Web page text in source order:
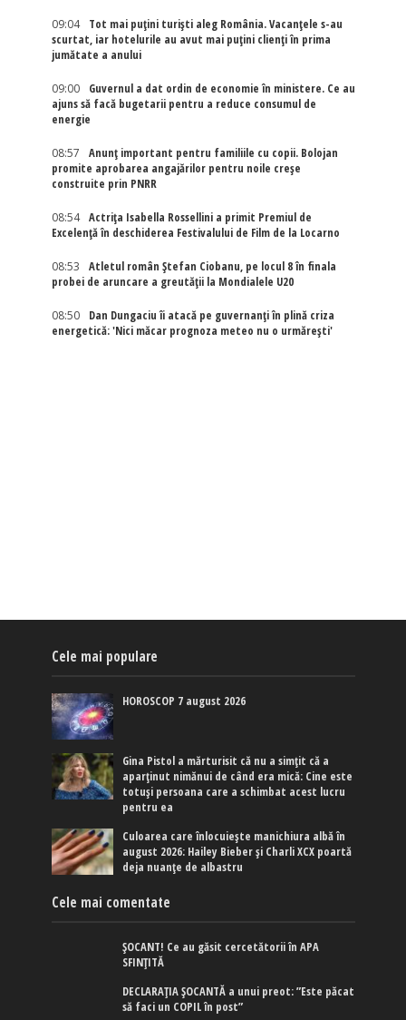
09:04
Tot mai puțini turiști aleg România. Vacanțele s-au
scurtat, iar hotelurile au avut mai puțini clienți în prima
jumătate a anului
09:00
Guvernul a dat ordin de economie în ministere. Ce au
ajuns să facă bugetarii pentru a reduce consumul de
energie
08:57
Anunț important pentru familiile cu copii. Bolojan
promite aprobarea angajărilor pentru noile creșe
construite prin PNRR
08:54
Actriţa Isabella Rossellini a primit Premiul de
Excelenţă în deschiderea Festivalului de Film de la Locarno
08:53
Atletul român Ștefan Ciobanu, pe locul 8 în finala
probei de aruncare a greutății la Mondialele U20
08:50
Dan Dungaciu îi atacă pe guvernanți în plină criza
energetică: 'Nici măcar prognoza meteo nu o urmărești'
Cele mai populare
HOROSCOP 7 august 2026
Gina Pistol a mărturisit că nu a simțit că a
aparținut nimănui de când era mică: Cine este
totuși persoana care a schimbat acest lucru
pentru ea
Culoarea care înlocuiește manichiura albă în
august 2026: Hailey Bieber și Charli XCX poartă
deja nuanțe de albastru
Cele mai comentate
ȘOCANT! Ce au găsit cercetătorii în APA
SFINȚITĂ
DECLARAȚIA ȘOCANTĂ a unui preot: ”Este păcat
să faci un COPIL în post”